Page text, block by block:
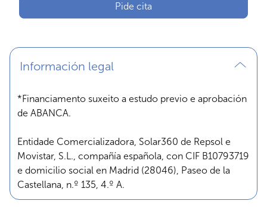
Pide cita
Información legal
*Financiamento suxeito a estudo previo e aprobación
de ABANCA.
Entidade Comercializadora, Solar360 de Repsol e
Movistar, S.L., compañía española, con CIF B10793719
e domicilio social en Madrid (28046), Paseo de la
Castellana, n.º 135, 4.º A.